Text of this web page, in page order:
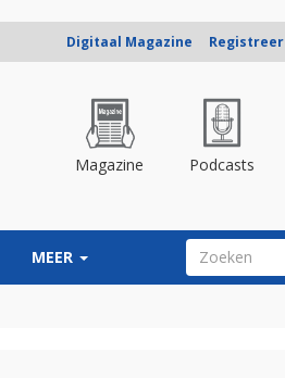
Digitaal Magazine Registreer
Magazine Podcasts
MEER ZOEKVELD